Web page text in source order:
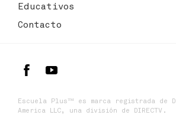
Educativos
Contacto
Escuela Plus™ es marca registrada de
America LLC, una división de DIRECTV.